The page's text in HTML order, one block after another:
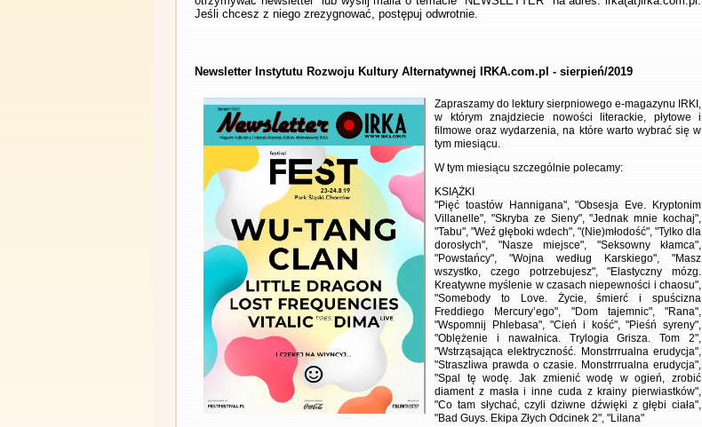
Jeśli chcesz z niego zrezygnować, postępuj odwrotnie.
Newsletter Instytutu Rozwoju Kultury Alternatywnej IRKA.com.pl - sierpień/2019
Zapraszamy do lektury sierpniowego e-magazynu IRKI,
w którym znajdziecie nowości literackie, płytowe i
filmowe oraz wydarzenia, na które warto wybrać się w
tym miesiącu.
W tym miesiącu szczególnie polecamy:
KSIĄŻKI
"Pięć toastów Hannigana", "Obsesja Eve. Kryptonim
Villanelle", "Skryba ze Sieny", "Jednak mnie kochaj",
"Tabu", "Weź głęboki wdech", "(Nie)młodość", "Tylko dla
dorosłych", "Nasze miejsce", "Seksowny kłamca",
"Powstańcy", "Wojna według Karskiego", "Masz
wszystko, czego potrzebujesz", "Elastyczny mózg.
Kreatywne myślenie w czasach niepewności i chaosu",
"Somebody to Love. Życie, śmierć i spuścizna
Freddiego Mercury’ego", "Dom tajemnic", "Rana",
"Wspomnij Phlebasa", "Cień i kość", "Pieśń syreny",
"Oblężenie i nawałnica. Trylogia Grisza. Tom 2",
"Wstrząsająca elektryczność. Monstrrrualna erudycja",
"Straszliwa prawda o czasie. Monstrrrualna erudycja",
"Spal tę wodę. Jak zmienić wodę w ogień, zrobić
diament z masła i inne cuda z krainy pierwiastków",
"Co tam słychać, czyli dziwne dźwięki z głębi ciała",
"Bad Guys. Ekipa Złych Odcinek 2", "Lilana"